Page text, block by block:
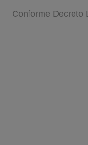
Conforme Decreto